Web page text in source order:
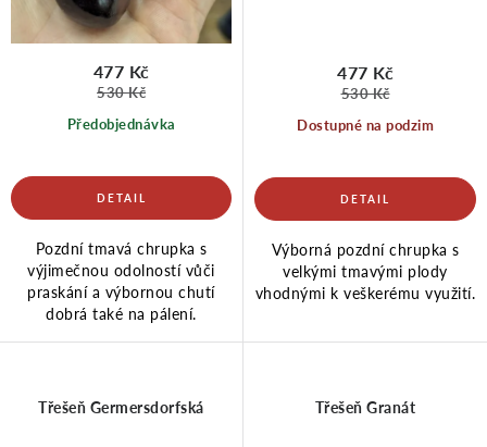
Předobjednávka
477 Kč
530 Kč
Pozdní tmavá chrupka s
výjimečnou odolností vůči
praskání a výbornou chutí
dobrá také na pálení.
Dostupné na podzim
477 Kč
530 Kč
Výborná pozdní chrupka s
velkými tmavými plody
vhodnými k veškerému využití.
Třešeň Germersdorfská Třešeň Granát